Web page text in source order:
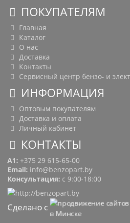
ПОКУПАТЕЛЯМ
Главная
Каталог
О нас
Доставка
Контакты
Сервисный центр бензо- и
ИНФОРМАЦИЯ
Оптовым покупателям
Доставка и оплата
Личный кабинет
КОНТАКТЫ
A1: +375 29 615-65-00
Email: info@benzopart.by
Консультация: с 9:00-18:00
Сделано с